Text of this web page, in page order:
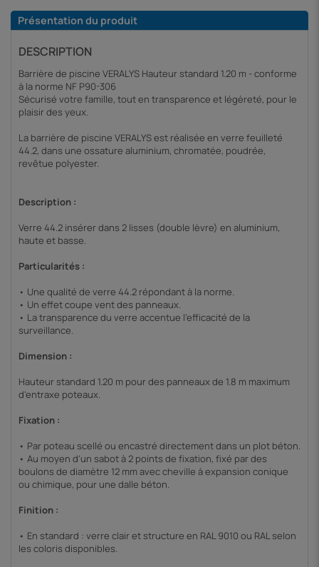
Présentation du produit
DESCRIPTION
Barrière de piscine VERALYS Hauteur standard 1.20 m - conforme
à la norme NF P90-306
Sécurisé votre famille, tout en transparence et légèreté, pour le
plaisir des yeux.
La barrière de piscine VERALYS est réalisée en verre feuilleté
44.2, dans une ossature aluminium, chromatée, poudrée,
revêtue polyester.
Description :
Verre 44.2 insérer dans 2 lisses (double lèvre) en aluminium,
haute et basse.
Particularités :
• Une qualité de verre 44.2 répondant à la norme.
• Un effet coupe vent des panneaux.
• La transparence du verre accentue l'efficacité de la
surveillance.
Dimension :
Hauteur standard 1.20 m pour des panneaux de 1.8 m maximum
d'entraxe poteaux.
Fixation :
• Par poteau scellé ou encastré directement dans un plot béton.
• Au moyen d'un sabot à 2 points de fixation, fixé par des
boulons de diamètre 12 mm avec cheville à expansion conique
ou chimique, pour une dalle béton.
Finition :
• En standard : verre clair et structure en RAL 9010 ou RAL selon
les coloris disponibles.